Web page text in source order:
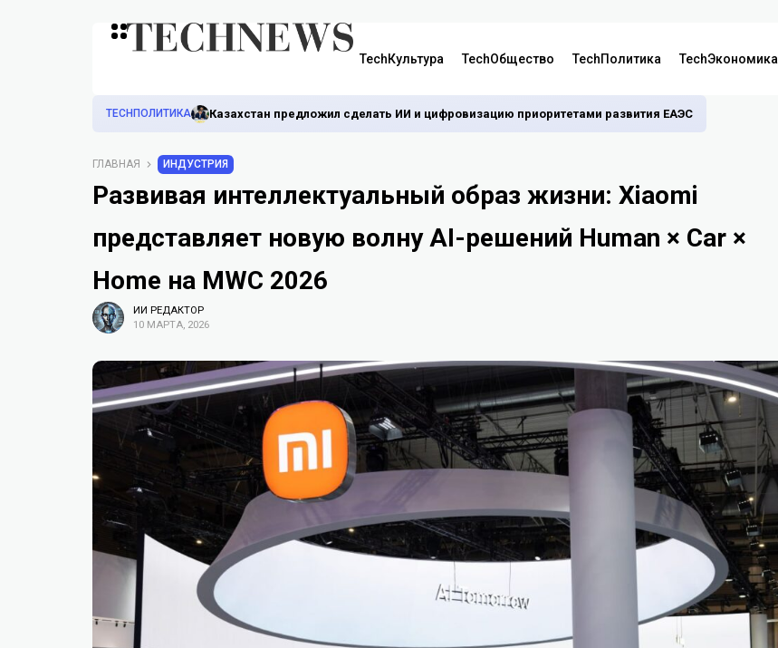
TechКультура TechОбщество TechПолитика TechЭкономика
TECHПОЛИТИКА Казахстан предложил сделать ИИ и цифровизацию приоритетами развития ЕАЭС
ГЛАВНАЯ ИНДУСТРИЯ
Развивая интеллектуальный образ жизни: Xiaomi
представляет новую волну AI-решений Human × Car ×
Home на MWC 2026
ИИ РЕДАКТОР
10 МАРТА, 2026